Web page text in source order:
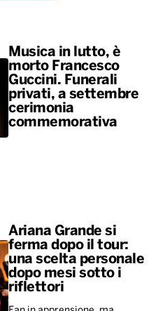
Musica in lutto, è
morto Francesco
Guccini. Funerali
privati, a settembre
cerimonia
commemorativa
Ariana Grande si
ferma dopo il tour:
una scelta personale
dopo mesi sotto i
riflettori